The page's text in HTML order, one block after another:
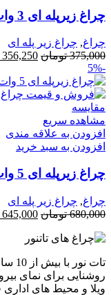
چراغ زیرپله ای 3 وات مستطیل zfr
چراغ, چراغ زیر پله ای
375,000 تومان 356,250
-5%
مقایسه
مشاهده سریع
افزودن به علاقه مندی
افزودن به سبد خرید
چراغ زیرپله ای 5 وات مستطیل zfr
چراغ, چراغ زیر پله ای
680,000 تومان 645,000
روشنایی برای نمای
ویلا و محیط های اداری